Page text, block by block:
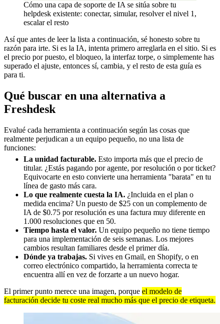
Cómo una capa de soporte de IA se sitúa sobre tu
helpdesk existente: conectar, simular, resolver el nivel 1,
escalar el resto
Así que antes de leer la lista a continuación, sé honesto sobre tu
razón para irte. Si es la IA, intenta primero arreglarla en el sitio. Si es
el precio por puesto, el bloqueo, la interfaz torpe, o simplemente has
superado el ajuste, entonces sí, cambia, y el resto de esta guía es
para ti.
Qué buscar en una alternativa a
Freshdesk
Evalué cada herramienta a continuación según las cosas que
realmente perjudican a un equipo pequeño, no una lista de
funciones:
La unidad facturable. Esto importa más que el precio de
titular. ¿Estás pagando por agente, por resolución o por ticket?
Equivocarte en esto convierte una herramienta "barata" en tu
línea de gasto más cara.
Lo que realmente cuesta la IA. ¿Incluida en el plan o
medida encima? Un puesto de $25 con un complemento de
IA de $0.75 por resolución es una factura muy diferente en
1.000 resoluciones que en 50.
Tiempo hasta el valor. Un equipo pequeño no tiene tiempo
para una implementación de seis semanas. Los mejores
cambios resultan familiares desde el primer día.
Dónde ya trabajas. Si vives en Gmail, en Shopify, o en
correo electrónico compartido, la herramienta correcta te
encuentra allí en vez de forzarte a un nuevo hogar.
El primer punto merece una imagen, porque el modelo de
facturación decide tu coste real mucho más que el precio de etiqueta.